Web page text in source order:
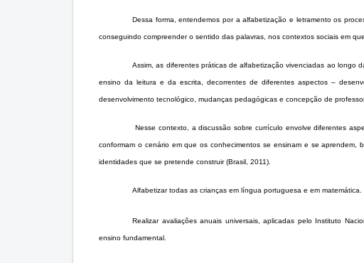
Dessa forma, entendemos por a alfabetização e letramento os
conseguindo compreender o sentido das palavras, nos contextos sociais em
Assim, as diferentes práticas de alfabetização vivenciadas ao longo
ensino da leitura e da escrita, decorrentes de diferentes aspectos –
desenvolvimento tecnológico, mudanças pedagógicas e concepção de
Nesse contexto, a discussão sobre currículo envolve diferentes
conformam o cenário em que os conhecimentos se ensinam e se
identidades que se pretende construir (Brasil, 2011).
Alfabetizar todas as crianças em língua portuguesa e em matemática.
Realizar avaliações anuais universais, aplicadas pelo Instituto
ensino fundamental.